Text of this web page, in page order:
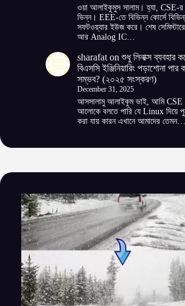
ওয়া আলাইকুমুস সালাম। হ্যা, CSE-র
ভিন্ন। EEE-তে বিভিন্ন কোর্সে
সফটওয়্যার ইউজ করে। শেষ
আর Analog IC…
sharafat onশুধু লিনাক্স ব্যবহার
বিএসসি ইঞ্জিনিয়ারিং পড়াশোনা পার
সম্ভব? (২০২৫ সংস্করণ)
December 31, 2025
আসসালামু আলাইকুম ভাই, আমি CSE
আলোকে বলতে পারি যে Linux দিয়ে
করা যায় কারন এখানে আমাদের তেমন…